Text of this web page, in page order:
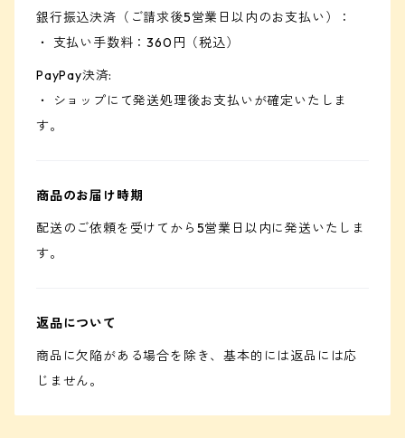
銀行振込決済（ご請求後5営業日以内のお支払い）：
・ 支払い手数料：360円（税込）
PayPay決済:
・ ショップにて発送処理後お支払いが確定いたしま
す。
商品のお届け時期
配送のご依頼を受けてから5営業日以内に発送いたしま
す。
返品について
商品に欠陥がある場合を除き、基本的には返品には応
じません。